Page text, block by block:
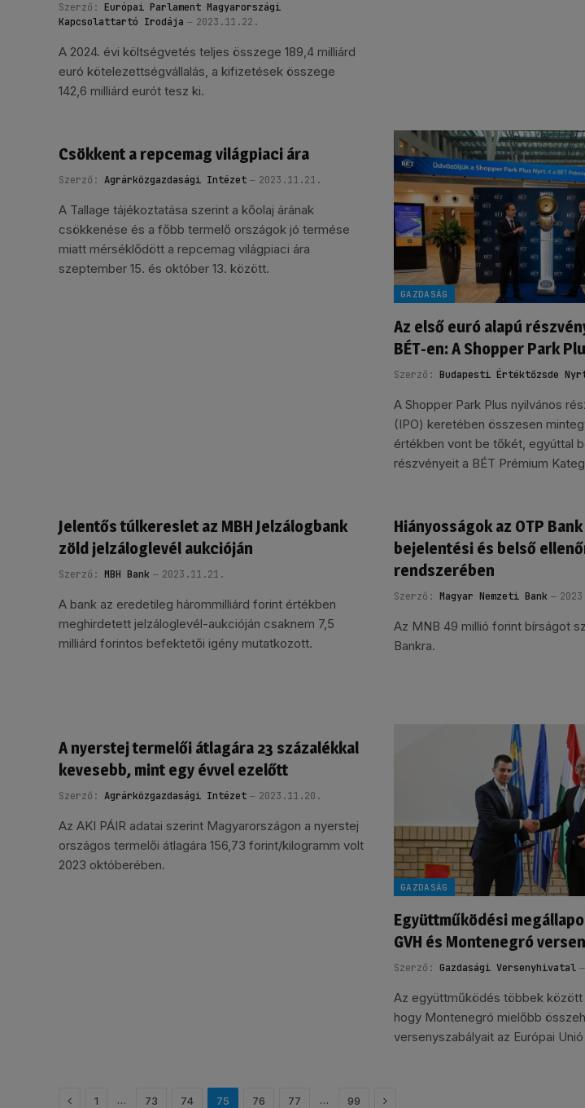
Szerző: Európai Parlament Magyarországi
Kapcsolattartó Irodája
2023.11.22.
A 2024. évi költségvetés teljes összege 189,4 milliárd
euró kötelezettségvállalás, a kifizetések összege
142,6 milliárd eurót tesz ki.
Csökkent a repcemag világpiaci ára
Szerző: Agrárközgazdasági Intézet 2023.11.21.
A Tallage tájékoztatása szerint a kőolaj árának
csökkenése és a főbb termelő országok jó termése
miatt mérséklődött a repcemag világpiaci ára
szeptember 15. és október 13. között.
GAZDASÁG
Az első euró alapú
BÉT-en: A Shopper Park
Szerző: Budapesti Értéktőzsde
A Shopper Park Plus nyilvános
(IPO) keretében összesen
értékben vont be tőkét, egyúttal
részvényeit a BÉT Prémium
Jelentős túlkereslet az MBH Jelzálogbank
zöld jelzáloglevél aukcióján
Szerző: MBH Bank 2023.11.21.
A bank az eredetileg hárommilliárd forint értékben
meghirdetett jelzáloglevél-aukcióján csaknem 7,5
milliárd forintos befektetői igény mutatkozott.
Hiányosságok az OTP
bejelentési és belső
rendszerében
Szerző: Magyar Nemzeti Bank
Az MNB 49 millió forint bírságot
Bankra.
A nyerstej termelői átlagára 23 százalékkal
kevesebb, mint egy évvel ezelőtt
Szerző: Agrárközgazdasági Intézet 2023.11.20.
Az AKI PÁIR adatai szerint Magyarországon a nyerstej
országos termelői átlagára 156,73 forint/kilogramm volt
2023 októberében.
GAZDASÁG
Együttműködési
GVH és Montenegró
Szerző: Gazdasági Versenyhivatal
Az együttműködés többek között
hogy Montenegró mielőbb
versenyszabályait az Európai
Előző1 … 73 74 75 76 77 … 99 Következő